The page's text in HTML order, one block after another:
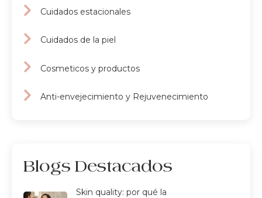
Cuidados estacionales
Cuidados de la piel
Cosmeticos y productos
Anti-envejecimiento y Rejuvenecimiento
Blogs Destacados
Skin quality: por qué la